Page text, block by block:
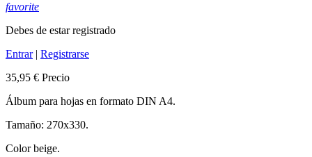
favorite
Debes de estar registrado
Entrar| Registrarse
35,95 € Precio
Álbum para hojas en formato DIN A4.
Tamaño: 270x330.
Color beige.